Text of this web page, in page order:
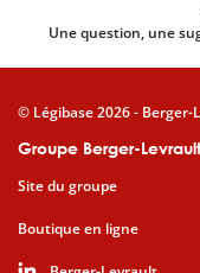
Une question, une
Groupe Berger-Levrault
Site du groupe
Boutique en ligne
© Légibase 2026 - Berger-